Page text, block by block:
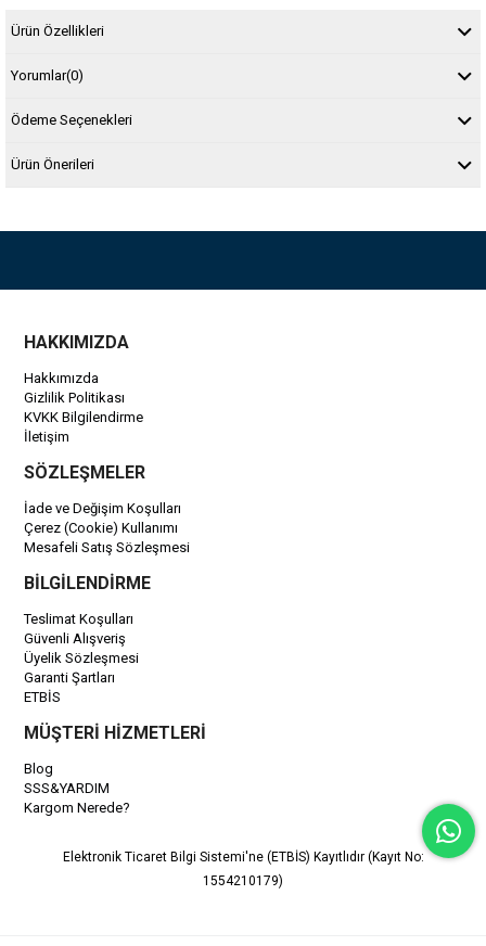
Ürün Özellikleri
Yorumlar(0)
Ödeme Seçenekleri
Ürün Önerileri
HAKKIMIZDA
Hakkımızda
Gizlilik Politikası
KVKK Bilgilendirme
İletişim
SÖZLEŞMELER
İade ve Değişim Koşulları
Çerez (Cookie) Kullanımı
Mesafeli Satış Sözleşmesi
BİLGİLENDİRME
Teslimat Koşulları
Güvenli Alışveriş
Üyelik Sözleşmesi
Garanti Şartları
ETBİS
MÜŞTERİ HİZMETLERİ
Blog
SSS&YARDIM
Kargom Nerede?
Elektronik Ticaret Bilgi Sistemi'ne (ETBİS) Kayıtlıdır (Kayıt No:
1554210179)